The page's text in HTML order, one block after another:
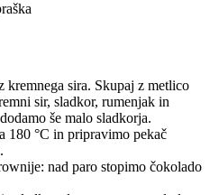
kremnega sira. Skupaj z metlico
sir, sladkor, rumenjak in
še malo sladkorja.
180 °C in pripravimo pekač
nad paro stopimo čokolado